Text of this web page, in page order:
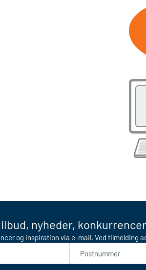
nyheder,
og inspiration via e-mail. Ved tilmelding